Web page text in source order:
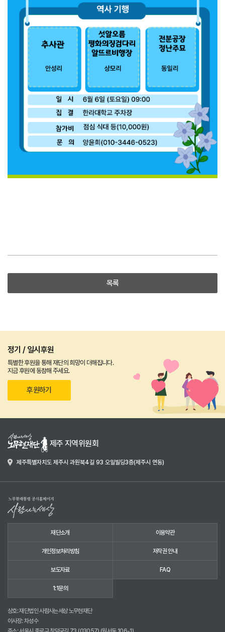
목록
정기 / 일시후원
특별한 후원을 통해 재단의 희망이 더해집니다.
지금 후원에 동참해 주세요.
후원하기
제주 지역위원회
제주특별자치도 제주시 과원북4길 93 오일빌딩3층(제주시 연동)
재단소개 이용약관
개인정보처리방침 저작권 안내
보도자료 FAQ
1:1문의
상호: 재단법인 사람사는세상 노무현재단
이사장: 차성수